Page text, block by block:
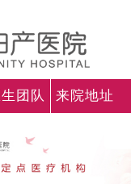
团队 来院地址